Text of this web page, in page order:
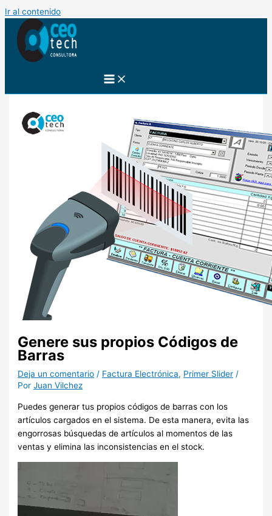
Ir al contenido
Genere sus propios Códigos de
Barras
Deja un comentario / Factura Electrónica, Primer Slider /
PorJuan Vilchez
Puedes generar tus propios códigos de barras con los
artículos cargados en el sistema. De esta manera, evita las
engorrosas búsquedas de artículos al momentos de las
ventas y elimina las inconsistencias en el stock.